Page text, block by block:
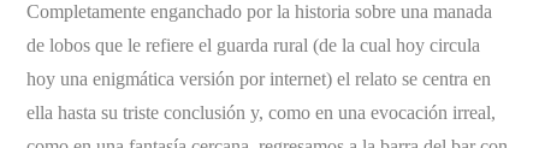
Completamente enganchado por la historia sobre una manada
de lobos que le refiere el guarda rural (de la cual hoy circula
hoy una enigmática versión por internet) el relato se centra en
ella hasta su triste conclusión y, como en una evocación irreal,